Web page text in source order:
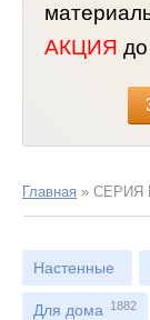
АКЦИЯ
Главная » СЕРИЯ
Настенные
Для дома 1882